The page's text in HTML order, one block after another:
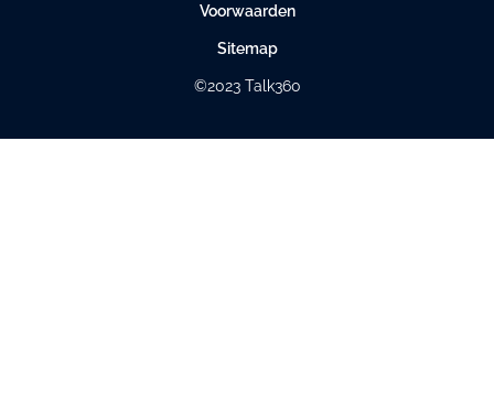
Voorwaarden
Sitemap
©2023 Talk360